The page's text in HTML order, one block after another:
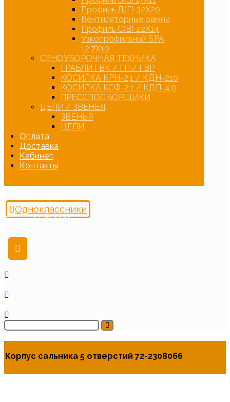
Профиль Д(Г) 32Х20
Вентиляторные ремни
Профиль С(В) 22Х14
Узкопрофильный SPA
12,7Х10
СЕНОУБОРОЧНАЯ ТЕХНИКА
ГРАБЛИ ГВК / ГП / ГВР
КОСИЛКА КРН-2,1 / КДН-210
КОСИЛКА КСФ-2,1 / КДП-4,0
ПРЕССПОДБОРЩИКИ
ЦЕПИ / ЗВЕНЬЯ
ЗВЕНЬЯ
ЦЕПИ
Оплата
Доставка
Кабинет
Контакты
Одноклассники
Copyright © 2026
Корпус сальника 5 отверстий 72-2308066